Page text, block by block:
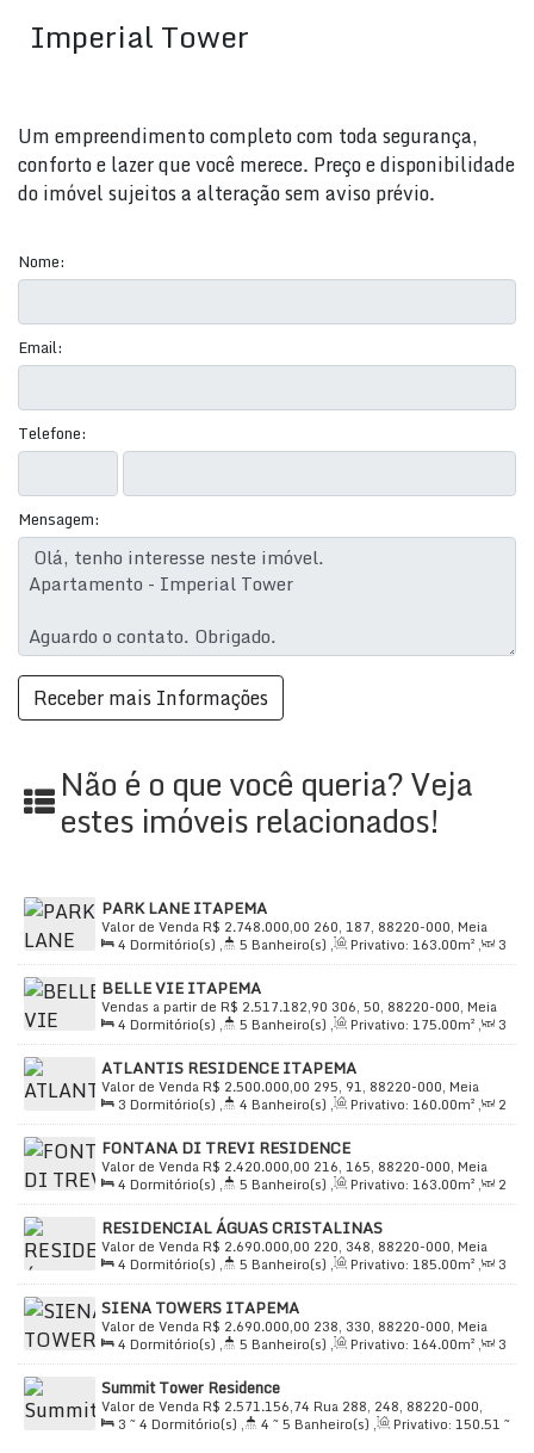
Imperial Tower
Um empreendimento completo com toda segurança,
conforto e lazer que você merece. Preço e disponibilidade
do imóvel sujeitos a alteração sem aviso prévio.
Nome:
Email:
Telefone:
Mensagem:
Não é o que você queria? Veja
estes imóveis relacionados!
PARK LANE ITAPEMA
R$ 2.748.000,00
Valor de Venda
260, 187, 88220-000, Meia
Praia, Itapema, Santa Catarina, Brasil
4 Dormitório(s) , 5 Banheiro(s) , Privativo: 163.00m² ,
3
Sala(s) , 4Suíte(s) , Total:289.00m² , 3Vaga(s) ,
Útil:
163.00m²
BELLE VIE ITAPEMA
R$ 2.517.182,90
Vendas a partir de
306, 50, 88220-000, Meia
Praia, Itapema, Santa Catarina, Brasil
4 Dormitório(s) , 5 Banheiro(s) , Privativo: 175.00m² ,
3
Sala(s) , 4Suíte(s) , Total:205.33m² , 2Vaga(s) ,
Útil:
175.00m²
ATLANTIS RESIDENCE ITAPEMA
R$ 2.500.000,00
Valor de Venda
295, 91, 88220-000, Meia
Praia, Itapema, Santa Catarina, Brasil
3 Dormitório(s) , 4 Banheiro(s) , Privativo: 160.00m² ,
2
Sala(s) , 3Suíte(s) , Total:195.00m² , 2Vaga(s) ,
90m
Distância do Mar , Útil: 160.00m²
FONTANA DI TREVI RESIDENCE
R$ 2.420.000,00
Valor de Venda
216, 165, 88220-000, Meia
Praia, Itapema, Santa Catarina, Brasil
4 Dormitório(s) , 5 Banheiro(s) , Privativo: 163.00m² ,
2
Sala(s) , 4Suíte(s) , Total:226.00m² , 3Vaga(s) ,
Útil:
163.00m²
RESIDENCIAL ÁGUAS CRISTALINAS
R$ 2.690.000,00
Valor de Venda
220, 348, 88220-000, Meia
Praia, Itapema, Santa Catarina, Brasil
4 Dormitório(s) , 5 Banheiro(s) , Privativo: 185.00m² ,
3
Sala(s) , 4Suíte(s) , Total:265.00m² , 3Vaga(s) ,
Útil:
185.00m²
SIENA TOWERS ITAPEMA
R$ 2.690.000,00
Valor de Venda
238, 330, 88220-000, Meia
Praia, Itapema, Santa Catarina, Brasil
4 Dormitório(s) , 5 Banheiro(s) , Privativo: 164.00m² ,
3
Sala(s) , 4Suíte(s) , Total:275.00m² , 3Vaga(s) ,
Útil:
164.00m²
Summit Tower Residence
R$ 2.571.156,74
Valor de Venda
Rua 288, 248, 88220-000,
Meia Praia, Itapema, Santa Catarina, Brasil
3 ~ 4 Dormitório(s) , 4 ~ 5 Banheiro(s) , Privativo: 150.51 ~